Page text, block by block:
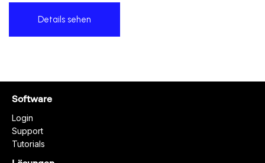
Details sehen
Software
Login
Support
Tutorials